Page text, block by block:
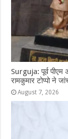
Surguja: पूर्व पीएम
रामकुमार टोप्पो ने
August 7, 2026